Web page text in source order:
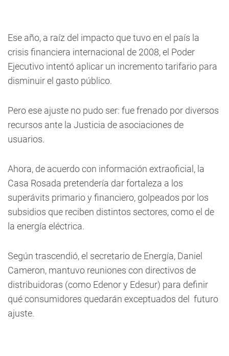
Ese año, a raíz del impacto que tuvo en el país la
crisis financiera internacional de 2008, el Poder
Ejecutivo intentó aplicar un incremento tarifario para
disminuir el gasto público.
Pero ese ajuste no pudo ser: fue frenado por diversos
recursos ante la Justicia de asociaciones de
usuarios.
Ahora, de acuerdo con información extraoficial, la
Casa Rosada pretendería dar fortaleza a los
superávits primario y financiero, golpeados por los
subsidios que reciben distintos sectores, como el de
la energía eléctrica.
Según trascendió, el secretario de Energía, Daniel
Cameron, mantuvo reuniones con directivos de
distribuidoras (como Edenor y Edesur) para definir
qué consumidores quedarán exceptuados del futuro
ajuste.